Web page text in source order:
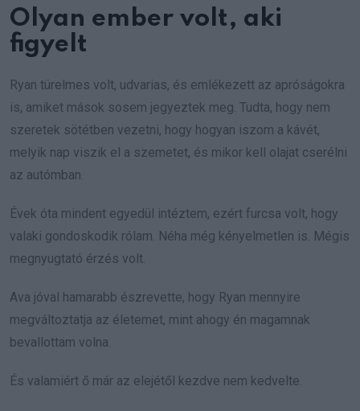
Olyan ember volt, aki
figyelt
Ryan türelmes volt, udvarias, és emlékezett az apróságokra
is, amiket mások sosem jegyeztek meg. Tudta, hogy nem
szeretek sötétben vezetni, hogy hogyan iszom a kávét,
melyik nap viszik el a szemetet, és mikor kell olajat cserélni
az autómban.
Évek óta mindent egyedül intéztem, ezért furcsa volt, hogy
valaki gondoskodik rólam. Néha még kényelmetlen is. Mégis
megnyugtató érzés volt.
Ava jóval hamarabb észrevette, hogy Ryan mennyire
megváltoztatja az életemet, mint ahogy én magamnak
bevallottam volna.
És valamiért ő már az elejétől kezdve nem kedvelte.